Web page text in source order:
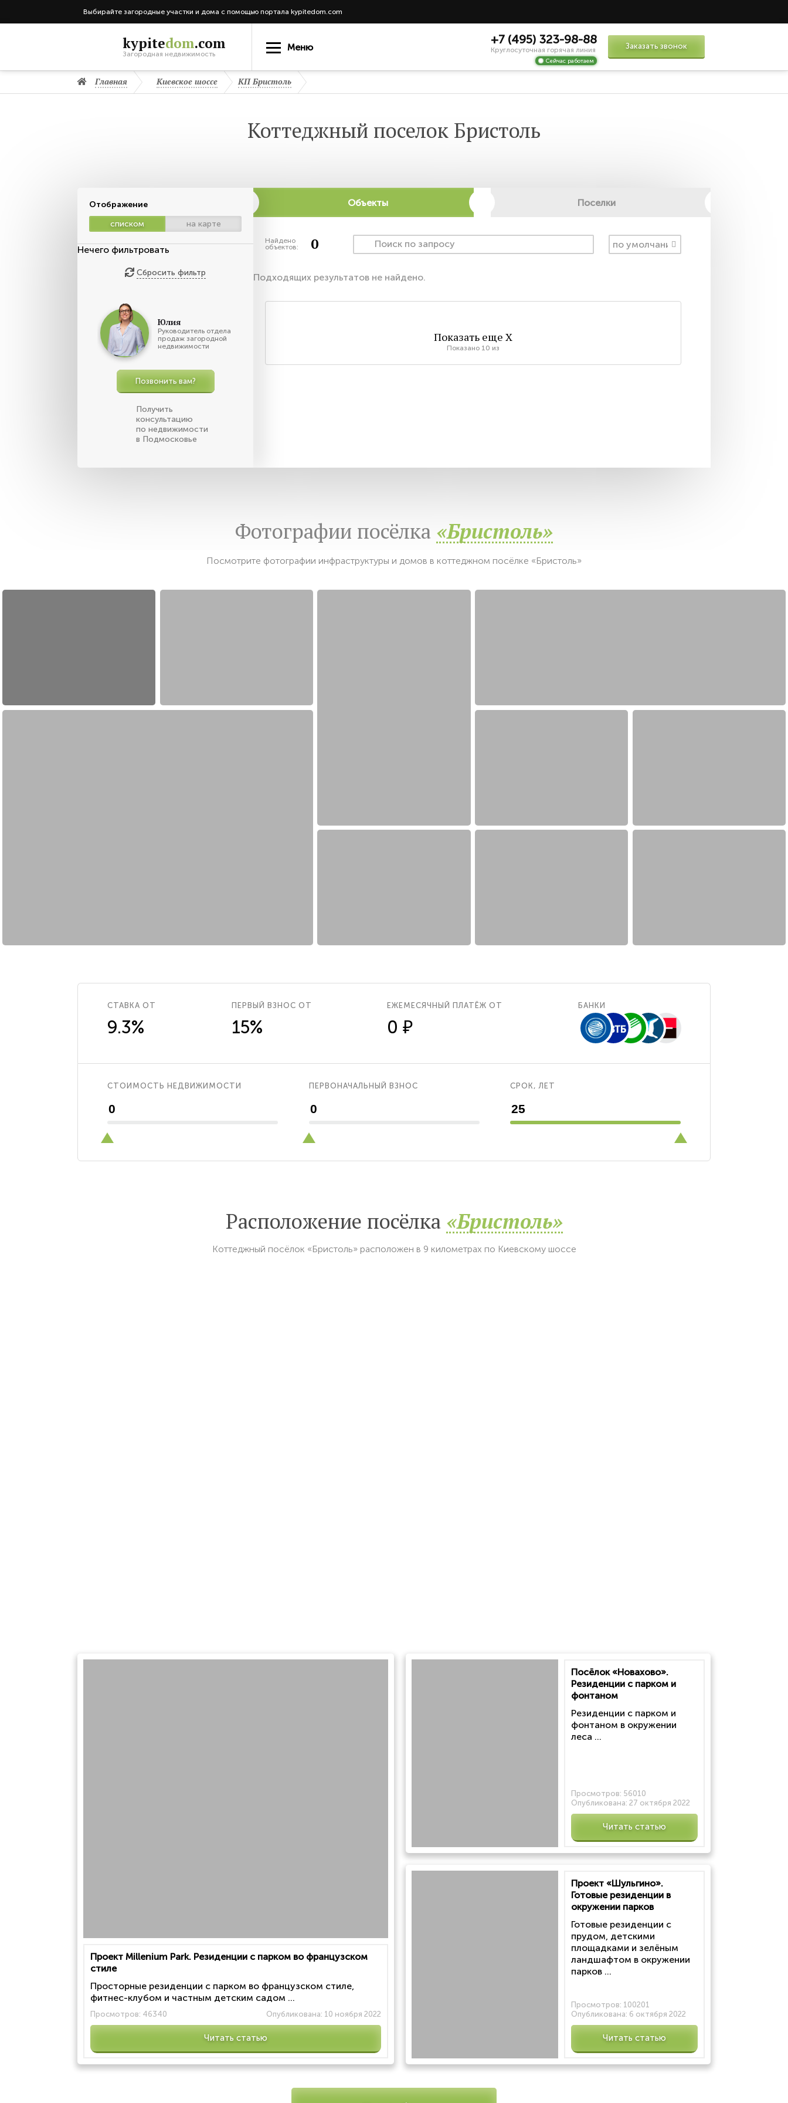
Выбирайте загородные участки и дома с помощью портала kypitedom.com
kypitedom.com
Загородная недвижимость
Меню
+7 (495) 323-98-88
Круглосуточная горячая линия
Сейчас работаем
Заказать звонок
Главная Киевское шоссе КП Бристоль
Коттеджный поселок Бристоль
Отображение
списком
на карте
Нечего фильтровать
Сбросить фильтр
Юлия
Руководитель отдела
продаж загородной
недвижимости
Позвонить вам?
Получить
консультацию
по недвижимости
в Подмосковье
Объекты Поселки
Найдено
объектов: 0
Подходящих результатов не найдено.
Показать еще X
Показано 10 из
Фотографии посёлка «Бристоль»
Посмотрите фотографии инфраструктуры и домов в коттеджном посёлке «Бристоль»
СТАВКА ОТ
9.3%
ПЕРВЫЙ ВЗНОС ОТ
15%
ЕЖЕМЕСЯЧНЫЙ ПЛАТЁЖ ОТ
0 ₽
БАНКИ
СТОИМОСТЬ НЕДВИЖИМОСТИ ПЕРВОНАЧАЛЬНЫЙ ВЗНОС СРОК, ЛЕТ
Расположение посёлка «Бристоль»
Коттеджный посёлок «Бристоль» расположен в 9 километрах по Киевскому шоссе
Проект Millenium Park. Резиденции с парком во французском
стиле
Просторные резиденции с парком во французском стиле,
фитнес-клубом и частным детским садом ...
Просмотров: 46340 Опубликована: 10 ноября 2022
Читать статью
Посёлок «Новахово».
Резиденции с парком и
фонтаном
Резиденции с парком и
фонтаном в окружении
леса ...
Просмотров: 56010
Опубликована: 27 октября 2022
Читать статью
Проект «Шульгино».
Готовые резиденции в
окружении парков
Готовые резиденции с
прудом, детскими
площадками и зелёным
ландшафтом в окружении
парков ...
Просмотров: 100201
Опубликована: 6 октября 2022
Читать статью